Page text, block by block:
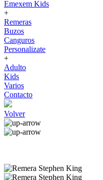
Emexem Kids
+
Remeras
Buzos
Canguros
Personalizate
+
Adulto
Kids
Varios
Contacto
Volver